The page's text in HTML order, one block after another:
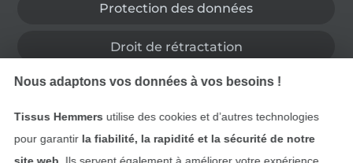
Protection des données
Droit de rétractation
Contact
Nous adaptons vos données à vos besoins !
Tissus Hemmers utilise des cookies et d’autres technologies
pour garantir la fiabilité, la rapidité et la sécurité de notre